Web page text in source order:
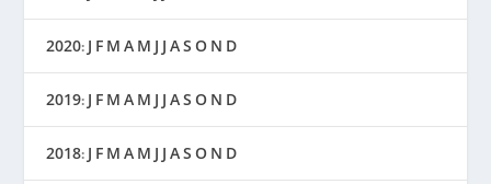
2020: J F M A M J J AS O N D
2019: J F M A M J J AS O N D
2018: J F M A M J J AS O N D